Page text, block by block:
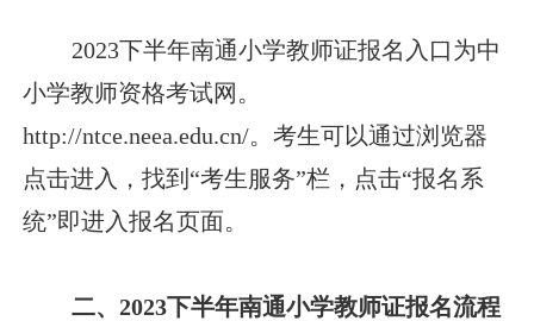
2023下半年南通小学教师证报名入口为中
小学教师资格考试网。
http://ntce.neea.edu.cn/。考生可以通过浏览器
点击进入，找到“考生服务”栏，点击“报名系
统”即进入报名页面。
二、2023下半年南通小学教师证报名流程